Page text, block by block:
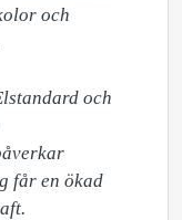
och
och
får en ökad